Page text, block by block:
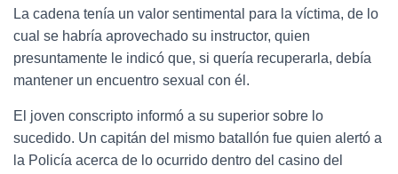
La cadena tenía un valor sentimental para la víctima, de lo
cual se habría aprovechado su instructor, quien
presuntamente le indicó que, si quería recuperarla, debía
mantener un encuentro sexual con él.
El joven conscripto informó a su superior sobre lo
sucedido. Un capitán del mismo batallón fue quien alertó a
la Policía acerca de lo ocurrido dentro del casino del